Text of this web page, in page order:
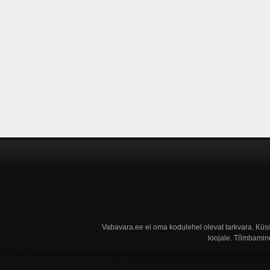
Vabavara.ee ei oma kodulehel olevat tarkvara.
loojale.